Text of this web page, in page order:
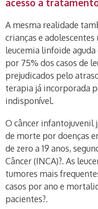
acesso a
A mesma realidade
crianças e
leucemia linfoide aguda
por 75% dos casos de
prejudicados pelo
terapia já incorporada
indisponível.
O câncer infantojuvenil
de morte por doenças
de zero a 19 anos,
Câncer (INCA)?. As
tumores mais
casos por ano e
pacientes?.